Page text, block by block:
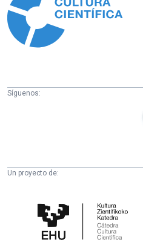
Síguenos:
Un proyecto de:
Cultura
Científica